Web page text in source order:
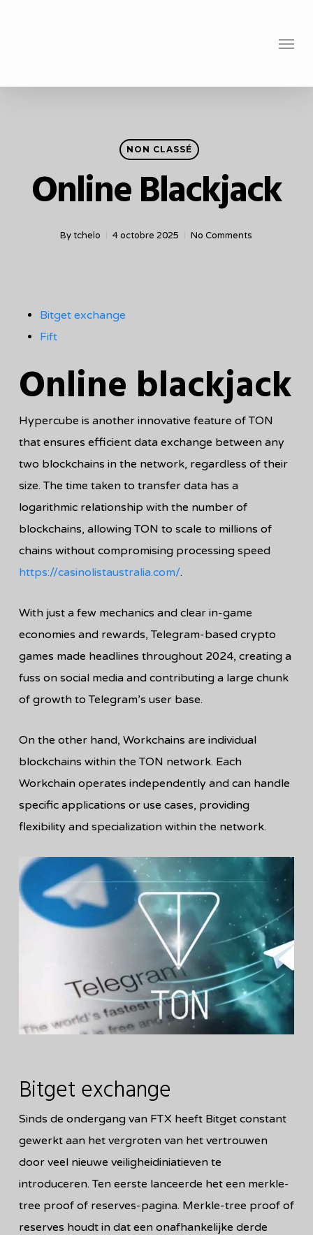
Menu
NON CLASSÉ
Online Blackjack
By tchelo 4 octobre 2025 No Comments
Bitget exchange
Fift
Online blackjack
Hypercube is another innovative feature of TON
that ensures efficient data exchange between any
two blockchains in the network, regardless of their
size. The time taken to transfer data has a
logarithmic relationship with the number of
blockchains, allowing TON to scale to millions of
chains without compromising processing speed
https://casinolistaustralia.com/.
With just a few mechanics and clear in-game
economies and rewards, Telegram-based crypto
games made headlines throughout 2024, creating a
fuss on social media and contributing a large chunk
of growth to Telegram’s user base.
On the other hand, Workchains are individual
blockchains within the TON network. Each
Workchain operates independently and can handle
specific applications or use cases, providing
flexibility and specialization within the network.
Bitget exchange
Sinds de ondergang van FTX heeft Bitget constant
gewerkt aan het vergroten van het vertrouwen
door veel nieuwe veiligheidiniatieven te
introduceren. Ten eerste lanceerde het een merkle-
tree proof of reserves-pagina. Merkle-tree proof of
reserves houdt in dat een onafhankelijke derde